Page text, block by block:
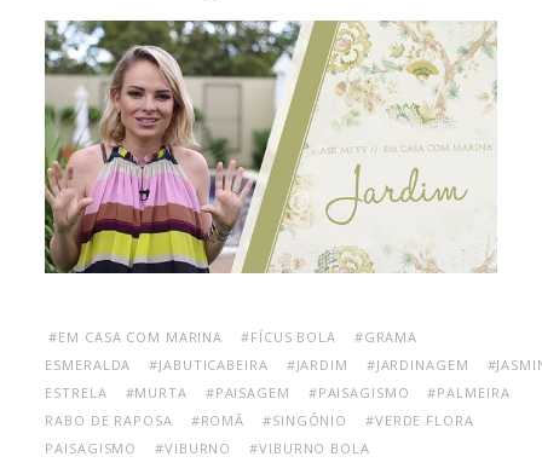
#EM CASA COM MARINA #FÍCUS BOLA
#GRAMA
ESMERALDA
#JABUTICABEIRA #JARDIM #JARDINAGEM
ESTRELA
#MURTA #PAISAGEM #PAISAGISMO
#PALMEIRA
RABO DE RAPOSA
#ROMÃ #SINGÔNIO
#VERDE FLORA
PAISAGISMO
#VIBURNO #VIBURNO BOLA